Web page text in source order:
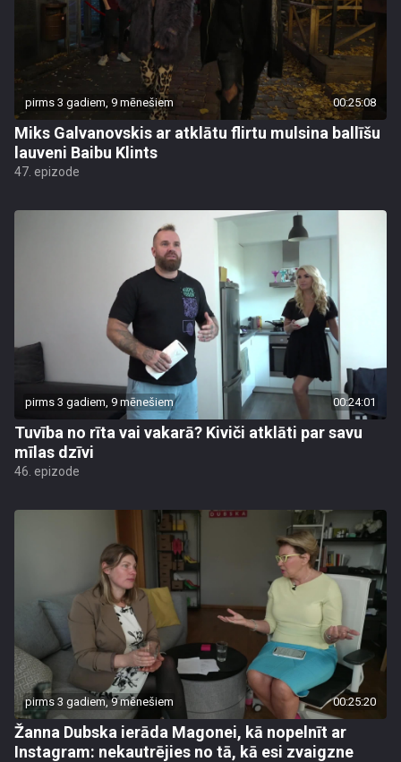
pirms 3 gadiem, 9 mēnešiem 00:25:08
Miks Galvanovskis ar atklātu flirtu mulsina ballīšu
lauveni Baibu Klints
47. epizode
pirms 3 gadiem, 9 mēnešiem 00:24:01
Tuvība no rīta vai vakarā? Kiviči atklāti par savu
mīlas dzīvi
46. epizode
pirms 3 gadiem, 9 mēnešiem 00:25:20
Žanna Dubska ierāda Magonei, kā nopelnīt ar
Instagram: nekautrējies no tā, kā esi zvaigzne